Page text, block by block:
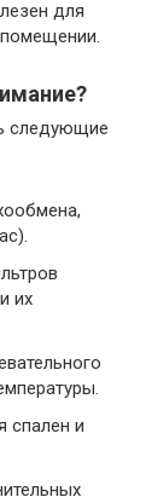
для
следующие
их
спален и